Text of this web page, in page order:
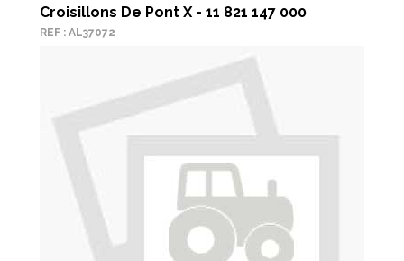
Croisillons De Pont X - 11 821 147 000
REF : AL37072